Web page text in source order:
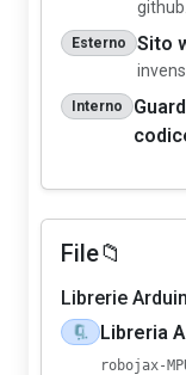
Esterno Sito
Interno
File📁
Librerie
🗜️ Libreria
robojax-